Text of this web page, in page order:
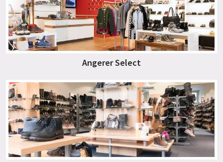
Angerer Select